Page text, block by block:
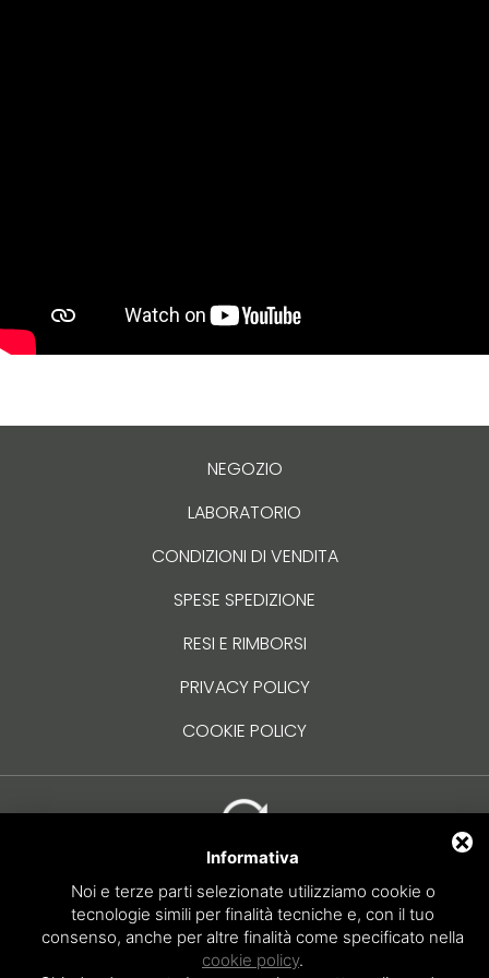
NEGOZIO
LABORATORIO
CONDIZIONI DI VENDITA
SPESE SPEDIZIONE
RESI E RIMBORSI
PRIVACY POLICY
COOKIE POLICY
creation.for.one
Via XX Settembre, 24 – 30035 Mirano (VE)
041481091
- info@creation4one.com
Informativa
Noi e terze parti selezionate utilizziamo cookie o
tecnologie simili per finalità tecniche e, con il tuo
consenso, anche per altre finalità come specificato nella
cookie policy.